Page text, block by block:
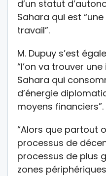
d’un statut
Sahara qui est
travail”.
M. Dupuy s’est
“l’on va trouver
Sahara qui
d’énergie
moyens financiers”.
“Alors que partout
processus de
processus de plus
zones